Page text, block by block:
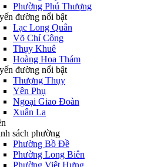
Phường Phú Thượng
đường nổi bật
Lạc Long Quân
Võ Chí Công
Thụy Khuê
Hoàng Hoa Thám
đường nổi bật
Thượng Thụy
Yên Phụ
Ngoại Giao Đoàn
Xuân La
sách phường
Phường Bồ Đề
Phường Long Biên
Phường Việt Hưng